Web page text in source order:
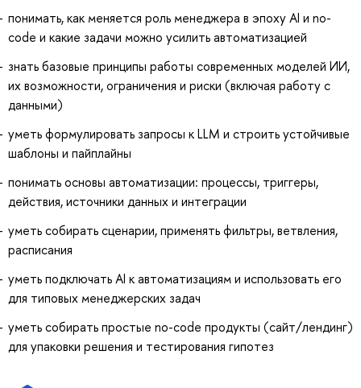
понимать, как меняется роль менеджера в эпоху AI и no-
code и какие задачи можно усилить автоматизацией
знать базовые принципы работы современных моделей ИИ,
их возможности, ограничения и риски (включая работу с
данными)
уметь формулировать запросы к LLM и строить устойчивые
шаблоны и пайплайны
понимать основы автоматизации: процессы, триггеры,
действия, источники данных и интеграции
уметь собирать сценарии, применять фильтры, ветвления,
расписания
уметь подключать AI к автоматизациям и использовать его
для типовых менеджерских задач
уметь собирать простые no-code продукты (сайт/лендинг)
для упаковки решения и тестирования гипотез